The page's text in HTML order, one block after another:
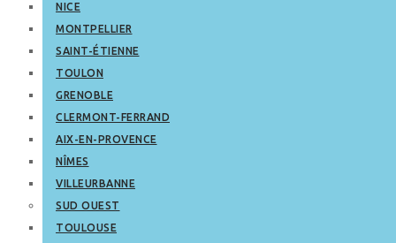
NICE
MONTPELLIER
SAINT-ÉTIENNE
TOULON
GRENOBLE
CLERMONT-FERRAND
AIX-EN-PROVENCE
NÎMES
VILLEURBANNE
SUD OUEST
TOULOUSE